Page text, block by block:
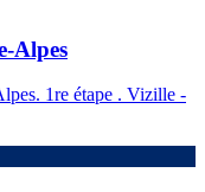
Alpes
1re étape . Vizille -